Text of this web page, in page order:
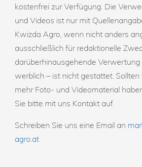
kostenfrei zur Verfügung. Die
und Videos ist nur mit
Kwizda Agro, wenn nicht anders
ausschließlich für redaktionelle
darüberhinausgehende Verwertung
werblich – ist nicht gestattet. Sollten
mehr Foto- und Videomaterial
Sie bitte mit uns Kontakt auf.
Schreiben Sie uns eine Email an
agro.at